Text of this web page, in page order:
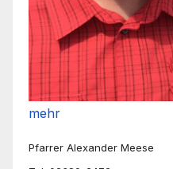
mehr
Pfarrer Alexander Meese